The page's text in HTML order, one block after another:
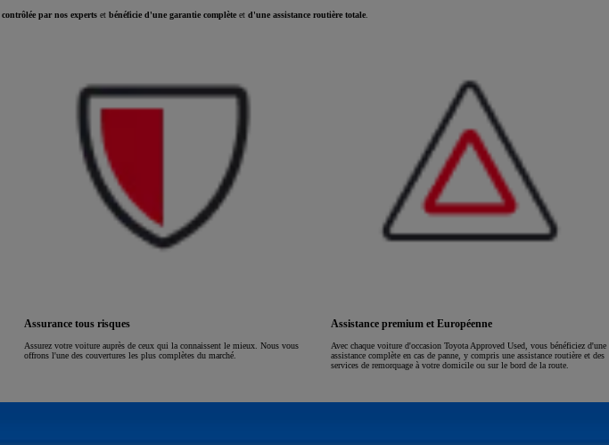
ÉLECTRIQUE
contrôlée par nos experts et bénéficie d'une garantie complète et d'une assistance routière totale
Assurance tous risques
Assurez votre voiture auprès de ceux qui la connaissent le mieux. Nous vous
offrons l'une des couvertures les plus complètes du marché.
Assistance premium et Européenne
Avec chaque voiture d'occasion Toyota Approved Used, vous bénéficiez d'une
assistance complète en cas de panne, y compris une assistance routière et des
services de remorquage à votre domicile ou sur le bord de la route.